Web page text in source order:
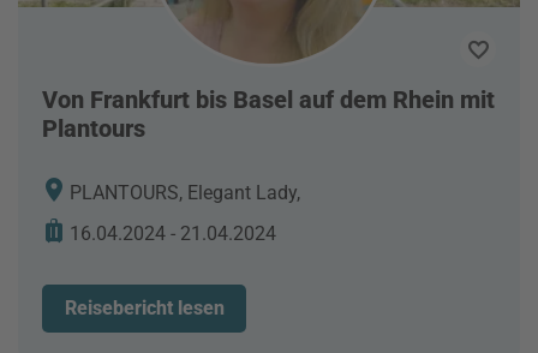
Von Frankfurt bis Basel auf dem Rhein mit
Plantours
PLANTOURS, Elegant Lady,
16.04.2024 - 21.04.2024
Reisebericht lesen